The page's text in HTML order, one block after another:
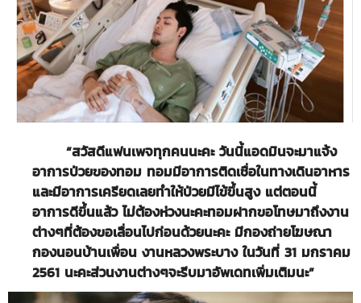
“สวัสดีแฟนเพจทุกคนนะคะ วันนี้แอดมินจะมาแจ้ง
อาการป่วยของทอม ทอมมีอาการติดเชื่อในทางเดินอาหาร
และมีอาการเครียดเลยทำให้ป่วยมีไข้ขึ้นสูง แต่ตอนนี้
อาการดีขึ้นแล้ว ไม่ต้องห่วงนะคะทอมฝากขอโทษมาถึงงาน
ต่างๆที่ต้องขอเลื่อนไปก่อนด้วยนะคะ มีกองถ่ายโฆษณา
กองนอนบ้านเพื่อน งานหลวงพระบาง ในวันที่ 31 มกราคม
2561 นะคะส่วนงานต่างๆจะรีบมาอัพเดทเพิ่มเติมนะ”